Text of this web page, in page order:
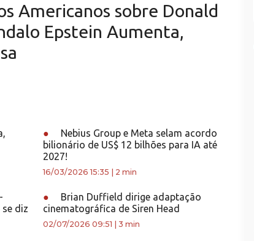
Americanos sobre Donald
Epstein Aumenta,
●
Nebius Group e Meta selam acordo
bilionário de US$ 12 bilhões para IA até
2027!
16/03/2026 15:35 2 min
diz
●
Brian Duffield dirige adaptação
cinematográfica de Siren Head
02/07/2026 09:51 3 min